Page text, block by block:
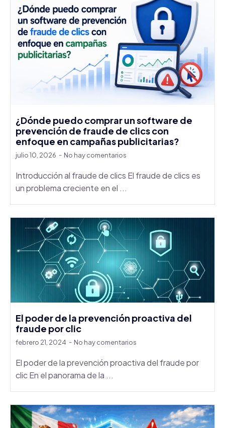
¿Dónde puedo comprar un software de
prevención de fraude de clics con
enfoque en campañas publicitarias?
julio 10, 2026 No hay comentarios
Introducción al fraude de clics El fraude de clics es
un problema creciente en el ...
El poder de la prevención proactiva del
fraude por clic
febrero 21, 2024 No hay comentarios
El poder de la prevención proactiva del fraude por
clic En el panorama de la ...